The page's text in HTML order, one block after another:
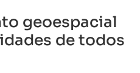
geoespacial
de todos